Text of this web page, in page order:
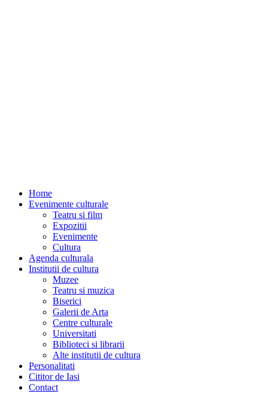
Home
Evenimente culturale
Teatru si film
Expozitii
Evenimente
Cultura
Agenda culturala
Institutii de cultura
Muzee
Teatru si muzica
Biserici
Galerii de Arta
Centre culturale
Universitati
Biblioteci si librarii
Alte institutii de cultura
Personalitati
Cititor de Iasi
Contact